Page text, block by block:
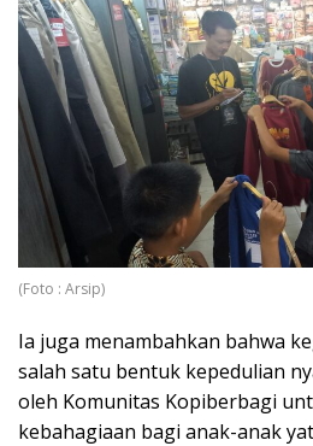
(Foto : Arsip)
Ia juga menambahkan bahwa
salah satu bentuk kepedulian
oleh Komunitas Kopiberbagi
kebahagiaan bagi anak-anak